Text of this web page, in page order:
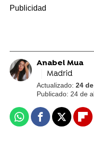
Anabel Mua
Madrid
Actualizado: 24
Publicado: 24 de
WhatsappFacebook
X